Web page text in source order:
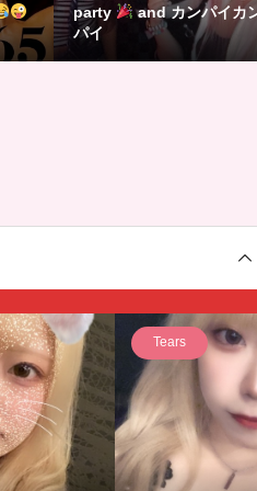
party
and カンパイカ
パイ
Tears